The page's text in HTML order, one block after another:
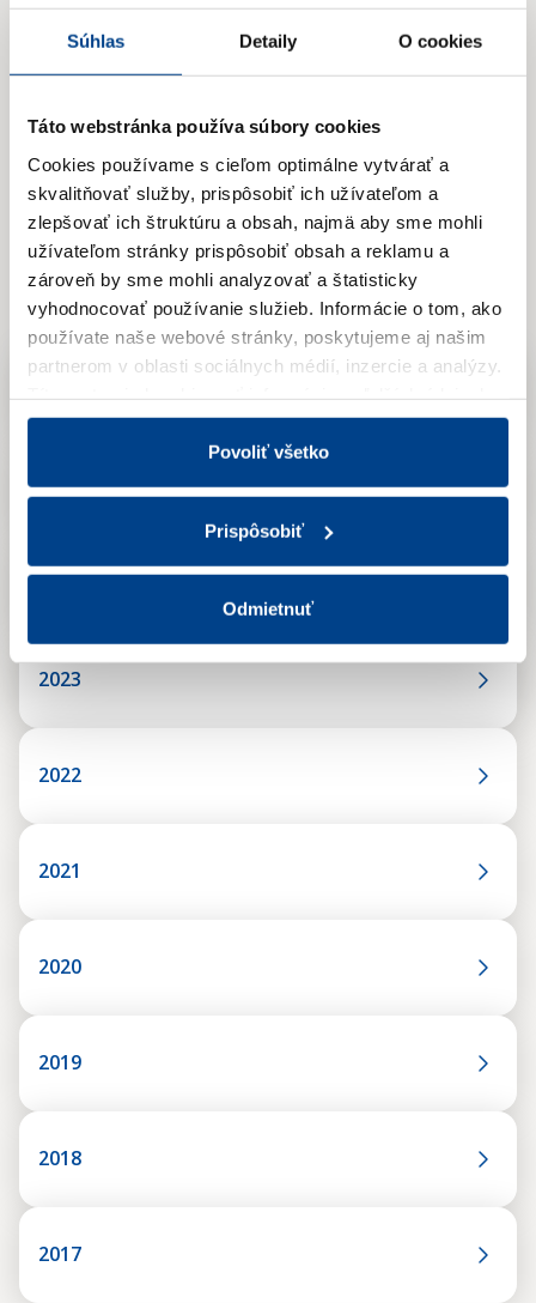
Súhlas Detaily O cookies
Táto webstránka používa súbory cookies
Cookies používame s cieľom optimálne vytvárať a
skvalitňovať služby, prispôsobiť ich užívateľom a
zlepšovať ich štruktúru a obsah, najmä aby sme mohli
užívateľom stránky prispôsobiť obsah a reklamu a
zároveň by sme mohli analyzovať a štatisticky
vyhodnocovať používanie služieb. Informácie o tom, ako
používate naše webové stránky, poskytujeme aj našim
partnerom v oblasti sociálnych médií, inzercie a analýzy.
ktoré vám poskytli alebo ktoré vás získali, keď ste
Viac informácií nájdete v Zásadách
spracúvania súborov cookies.
Povoliť všetko
Prispôsobiť
Odmietnuť
História
Programu podpory
lokálnych komunít
2025
2024
2023
2022
2021
2020
2019
2018
2017